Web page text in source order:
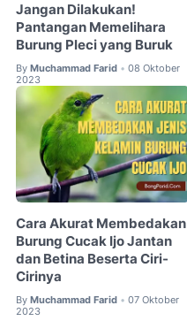
Jangan Dilakukan!
Pantangan Memelihara
Burung Pleci yang Buruk
By Muchammad Farid • 08 Oktober
2023
Cara Akurat Membedakan
Burung Cucak Ijo Jantan
dan Betina Beserta Ciri-
Cirinya
By Muchammad Farid • 07 Oktober
2023